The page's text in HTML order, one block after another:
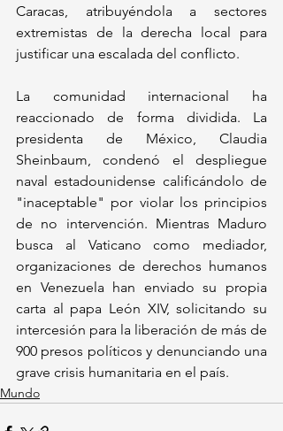
Caracas, atribuyéndola a sectores
extremistas de la derecha local para
justificar una escalada del conflicto.
La comunidad internacional ha
reaccionado de forma dividida. La
presidenta de México, Claudia
Sheinbaum, condenó el despliegue
naval estadounidense calificándolo de
"inaceptable" por violar los principios
de no intervención. Mientras Maduro
busca al Vaticano como mediador,
organizaciones de derechos humanos
en Venezuela han enviado su propia
carta al papa León XIV, solicitando su
intercesión para la liberación de más de
900 presos políticos y denunciando una
grave crisis humanitaria en el país.
Mundo